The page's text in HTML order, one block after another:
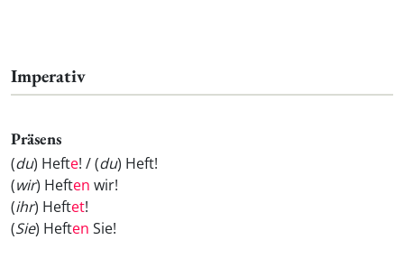
Imperativ
Präsens
(du) Hefte! / (du) Heft!
(wir) Heften wir!
(ihr) Heftet!
(Sie) Heften Sie!